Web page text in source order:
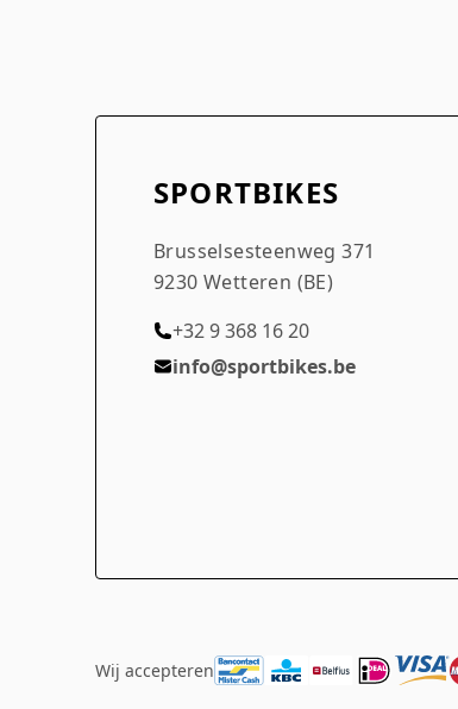
SPORTBIKES
Brusselsesteenweg 371
9230 Wetteren (BE)
+32 9 368 16 20
info@sportbikes.be
Wij accepteren